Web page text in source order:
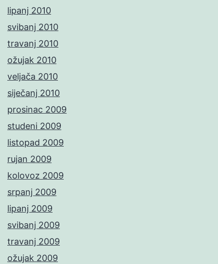
lipanj 2010
svibanj 2010
travanj 2010
ožujak 2010
veljača 2010
siječanj 2010
prosinac 2009
studeni 2009
listopad 2009
rujan 2009
kolovoz 2009
srpanj 2009
lipanj 2009
svibanj 2009
travanj 2009
ožujak 2009